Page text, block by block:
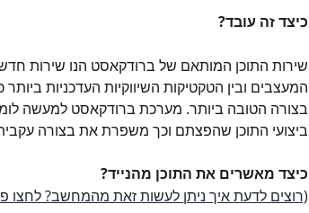
כיצד זה עובד?
שירות התוכן המותאם של ברודקאסט הנו שירות
המעצבים ובין הטקטיקות השיווקיות העדכניות
בצורה הטובה ביותר. מערכת ברודקאסט למעשה
ביצועי התוכן שהפצתם וכך משפרת את בצורה
כיצד מאשרים את התוכן מהנייד?
(רוצים לדעת איך ניתן לעשות זאת מהמחשב? לחצו